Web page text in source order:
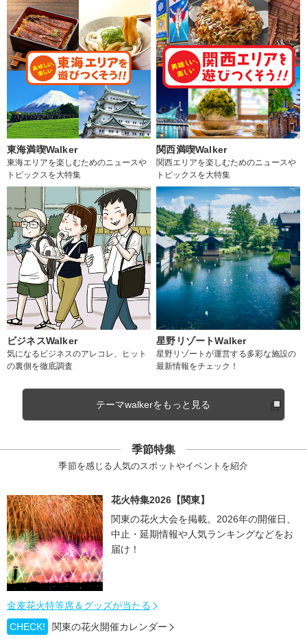
東海満喫Walker
東海エリアを楽しむためのニュースや
トピックスを大特集
関西満喫Walker
関西エリアを楽しむためのニュースや
トピックスを大特集
ビジネスWalker
気になるビジネスのアレコレ、ヒット
の裏側を徹底調査
星野リゾートWalker
星野リゾートが運営する多彩な施設の
最新情報をチェック！
テーマwalkerをもっと見る
季節特集
季節を感じる人気のスポットやイベントを紹介
花火特集2026【関東】
関東の花火大会を掲載。2026年の開催日、
中止・延期情報や人気ランキングなどをお
届け！
金麦花火特等席＆グッズが当たる
CHECK!
関東の花火開催カレンダー